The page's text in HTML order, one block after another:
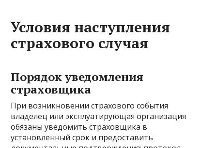
Условия наступления
страхового случая
Порядок уведомления
страховщика
При возникновении страхового события
владелец или эксплуатирующая организация
обязаны уведомить страховщика в
установленный срок и предоставить